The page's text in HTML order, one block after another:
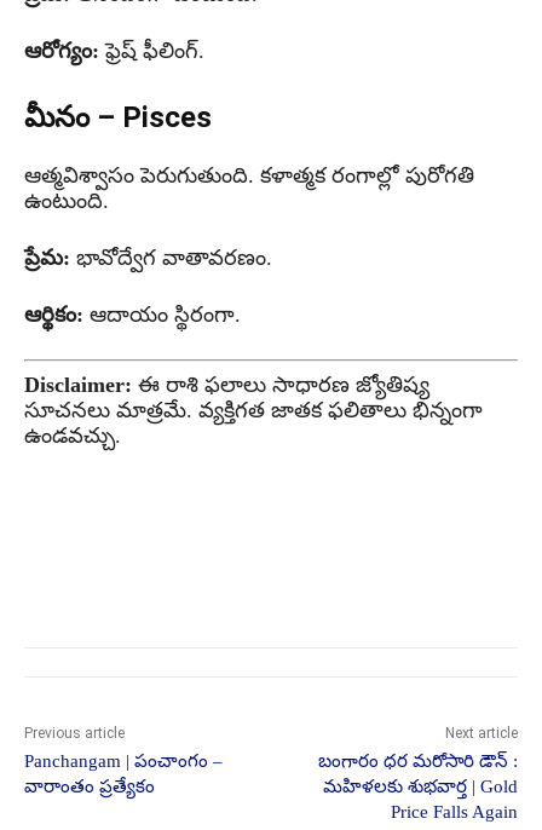
ఆరోగ్యం: ఫ్రెష్ ఫీలింగ్.
మీనం – Pisces
ఆత్మవిశ్వాసం పెరుగుతుంది. కళాత్మక రంగాల్లో పురోగతి
ఉంటుంది.
ప్రేమ: భావోద్వేగ వాతావరణం.
ఆర్థికం: ఆదాయం స్థిరంగా.
Disclaimer: ఈ రాశి ఫలాలు సాధారణ జ్యోతిష్య
సూచనలు మాత్రమే. వ్యక్తిగత జాతక ఫలితాలు భిన్నంగా
ఉండవచ్చు.
Previous article
Panchangam | పంచాంగం –
వారాంతం ప్రత్యేకం
Next article
బంగారం ధర మరోసారి డౌన్ :
మహిళలకు శుభవార్త | Gold
Price Falls Again